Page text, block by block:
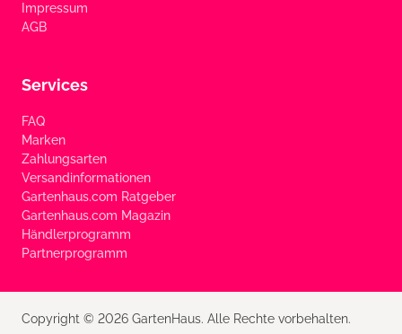
Impressum
AGB
Services
FAQ
Marken
Zahlungsarten
Versandinformationen
Gartenhaus.com Ratgeber
Gartenhaus.com Magazin
Händlerprogramm
Partnerprogramm
Copyright © 2026 GartenHaus. Alle Rechte vorbehalten.